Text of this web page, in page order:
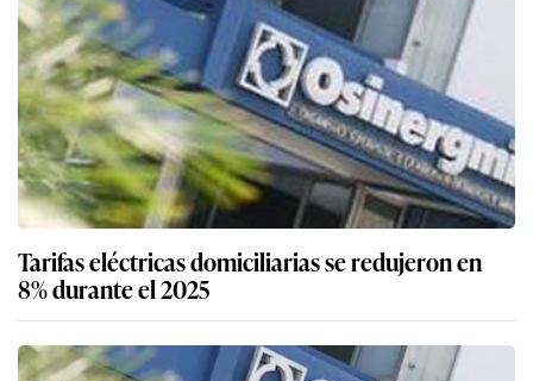
Tarifas eléctricas domiciliarias se redujeron en
8% durante el 2025